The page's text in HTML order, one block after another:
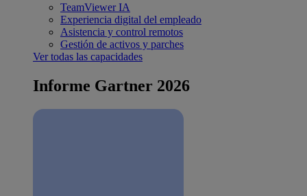
TeamViewer IA
Experiencia digital del empleado
Asistencia y control remotos
Gestión de activos y parches
Ver todas las capacidades
Informe Gartner 2026